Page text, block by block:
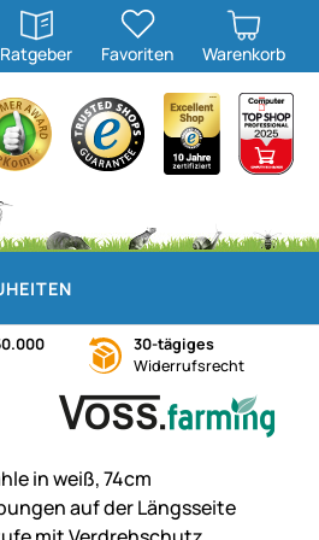
Ratgeber
öffnen
Favoriten Warenkorb
30-tägiges
Widerrufsrecht
in weiß, 74cm
auf der Längsseite